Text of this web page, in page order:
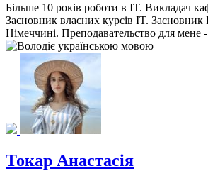
Більше 10 років роботи в IT. Викладач
Засновник власних курсів IT. Засновник
Німеччині. Преподавательство для мене -
Токар Анастасія